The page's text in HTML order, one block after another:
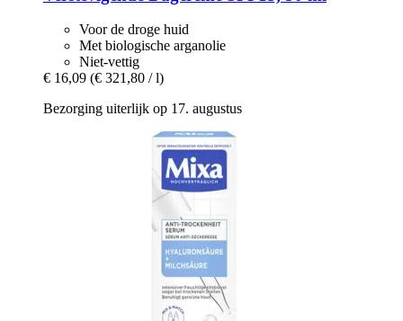
Voor de droge huid
Met biologische arganolie
Niet-vettig
€ 16,09 (€ 321,80 / l)
Bezorging uiterlijk op 17. augustus